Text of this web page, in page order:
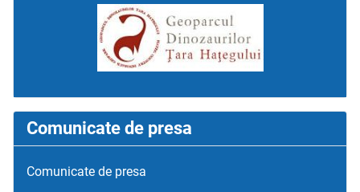
Comunicate de presa
Comunicate de presa